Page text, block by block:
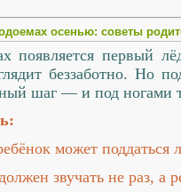
осенью: советы
появляется первый
беззаботно. Но
шаг — и под ногами
может поддаться
звучать не раз, а